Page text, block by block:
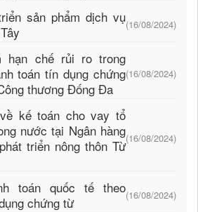
sản phẩm dịch vụ(16/08/2024)
hạn chế rủi ro trong
toán tín dụng chứng
thương Đống Đa
(16/08/2024)
kế toán cho vay tổ
nước tại Ngân hàng
triển nông thôn Từ(16/08/2024)
toán quốc tế theo
chứng từ
(16/08/2024)